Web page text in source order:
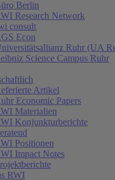
Berlin
Research Network
consult
Econ
Ruhr (UA
Science Campus Ruhr
Artikel
Economic Papers
Materialien
Konjunkturberichte
Positionen
Impact Notes
RWI